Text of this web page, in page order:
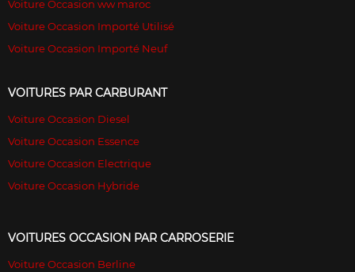
Voiture Occasion ww maroc
Voiture Occasion Importé Utilisé
Voiture Occasion Importé Neuf
VOITURES PAR CARBURANT
Voiture Occasion Diesel
Voiture Occasion Essence
Voiture Occasion Electrique
Voiture Occasion Hybride
VOITURES OCCASION PAR CARROSERIE
Voiture Occasion Berline